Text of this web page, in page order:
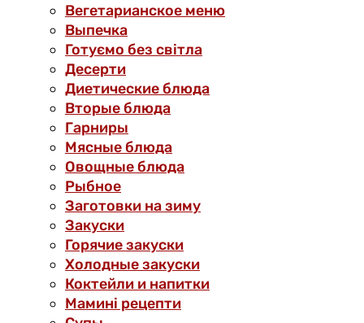
Вегетарианское меню
Выпечка
Готуємо без світла
Десерти
Диетические блюда
Вторые блюда
Гарниры
Мясные блюда
Овощные блюда
Рыбное
Заготовки на зиму
Закуски
Горячие закуски
Холодные закуски
Коктейли и напитки
Мамині рецепти